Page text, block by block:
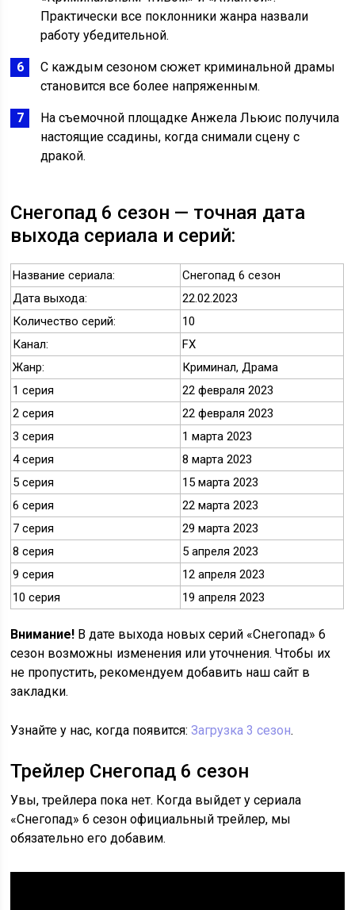
Практически все поклонники жанра назвали
работу убедительной.
С каждым сезоном сюжет криминальной драмы
становится все более напряженным.
На съемочной площадке Анжела Льюис получила
настоящие ссадины, когда снимали сцену с
дракой.
Снегопад 6 сезон — точная дата
выхода сериала и серий:
Название сериала:
Снегопад 6 сезон
Дата выхода:
22.02.2023
Количество серий:
10
Канал:
FX
Жанр:
Криминал, Драма
1 серия
22 февраля 2023
2 серия
22 февраля 2023
3 серия
1 марта 2023
4 серия
8 марта 2023
5 серия
15 марта 2023
6 серия
22 марта 2023
7 серия
29 марта 2023
8 серия
5 апреля 2023
9 серия
12 апреля 2023
10 серия
19 апреля 2023
Внимание! В дате выхода новых серий «Снегопад» 6
сезон возможны изменения или уточнения. Чтобы их
не пропустить, рекомендуем добавить наш сайт в
закладки.
Узнайте у нас, когда появится:Загрузка 3 сезон.
Трейлер Снегопад 6 сезон
Увы, трейлера пока нет. Когда выйдет у сериала
«Снегопад» 6 сезон официальный трейлер, мы
обязательно его добавим.